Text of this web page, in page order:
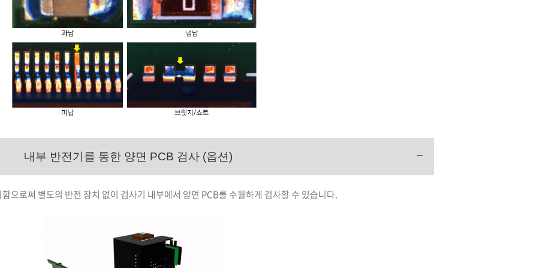
내부 반전기를 통한 양면 PCB 검사 (옵션)
으로써 별도의 반전 장치 없이 검사기 내부에서 양면 PCB를 수월하게 검사할 수 있습니다.